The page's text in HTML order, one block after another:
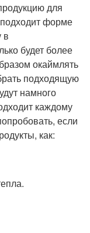
для
форме
в
будет более
окаймлять
подходящую
намного
каждому
если
как: